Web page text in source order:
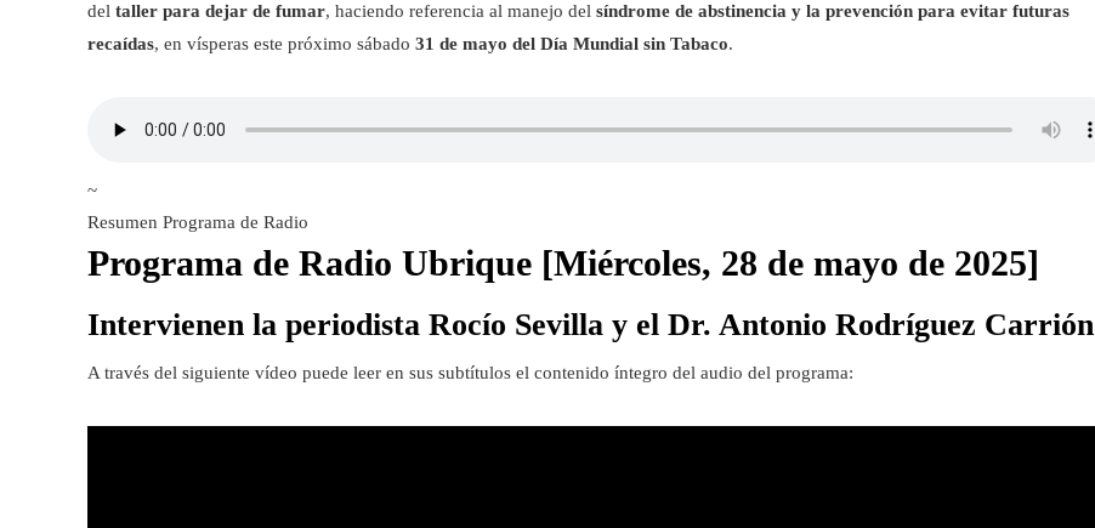
del taller para dejar de fumar, haciendo referencia al manejo del síndrome de abstinencia y la prevención para evitar futuras
recaídas, en vísperas este próximo sábado 31 de mayo del Día Mundial sin Tabaco.
~
Resumen Programa de Radio
Programa de Radio Ubrique [Miércoles, 28 de mayo de 2025]
Intervienen la periodista Rocío Sevilla y el Dr. Antonio Rodríguez Carrión
A través del siguiente vídeo puede leer en sus subtítulos el contenido íntegro del audio del programa: